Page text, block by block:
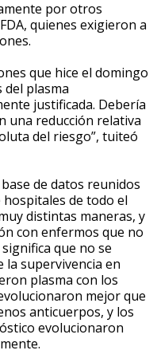
por otros
quienes exigieron a
que hice el domingo
plasma
justificada. Debería
una reducción relativa
del riesgo”, tuiteó
de datos reunidos
hospitales de todo el
distintas maneras, y
con enfermos que no
que no se
la supervivencia en
plasma con los
mejor que
anticuerpos, y los
evolucionaron